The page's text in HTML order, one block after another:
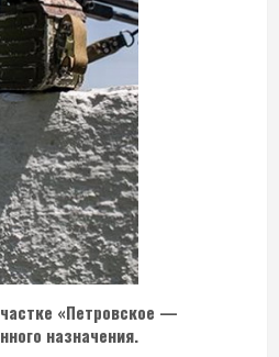
«Петровское —
назначения.